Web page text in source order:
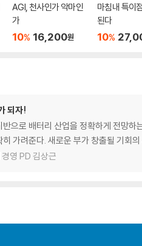
AGI, 천사인가 악마인
가
10% 16,200원
마침내 특이
된다
10%
되자!
반으로 배터리 산업을 정확하게 전망
가려준다. 새로운 부가 창출될 기회
영 PD 김상근